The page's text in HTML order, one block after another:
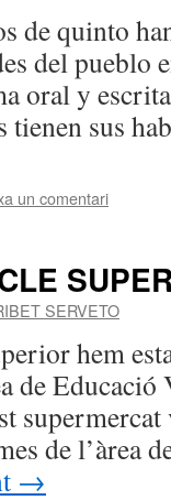
de quinto
del pueblo
oral y
tienen sus
un comentari
SERVETO
hem
de
de l’àrea
→